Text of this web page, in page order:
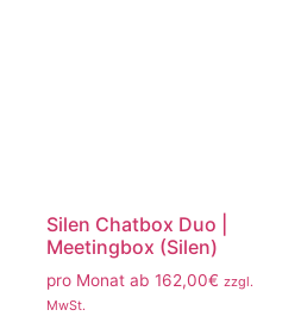
Silen Chatbox Duo |
Meetingbox (Silen)
pro Monat ab 162,00€ zzgl.
MwSt.